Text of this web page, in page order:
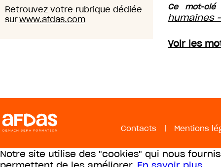
Retrouvez votre rubrique dédiée
surwww.afdas.com
Ce mot-
humaines
Voir les
Contacts | Mentions
Notre site utilise des "cookies" qui nous